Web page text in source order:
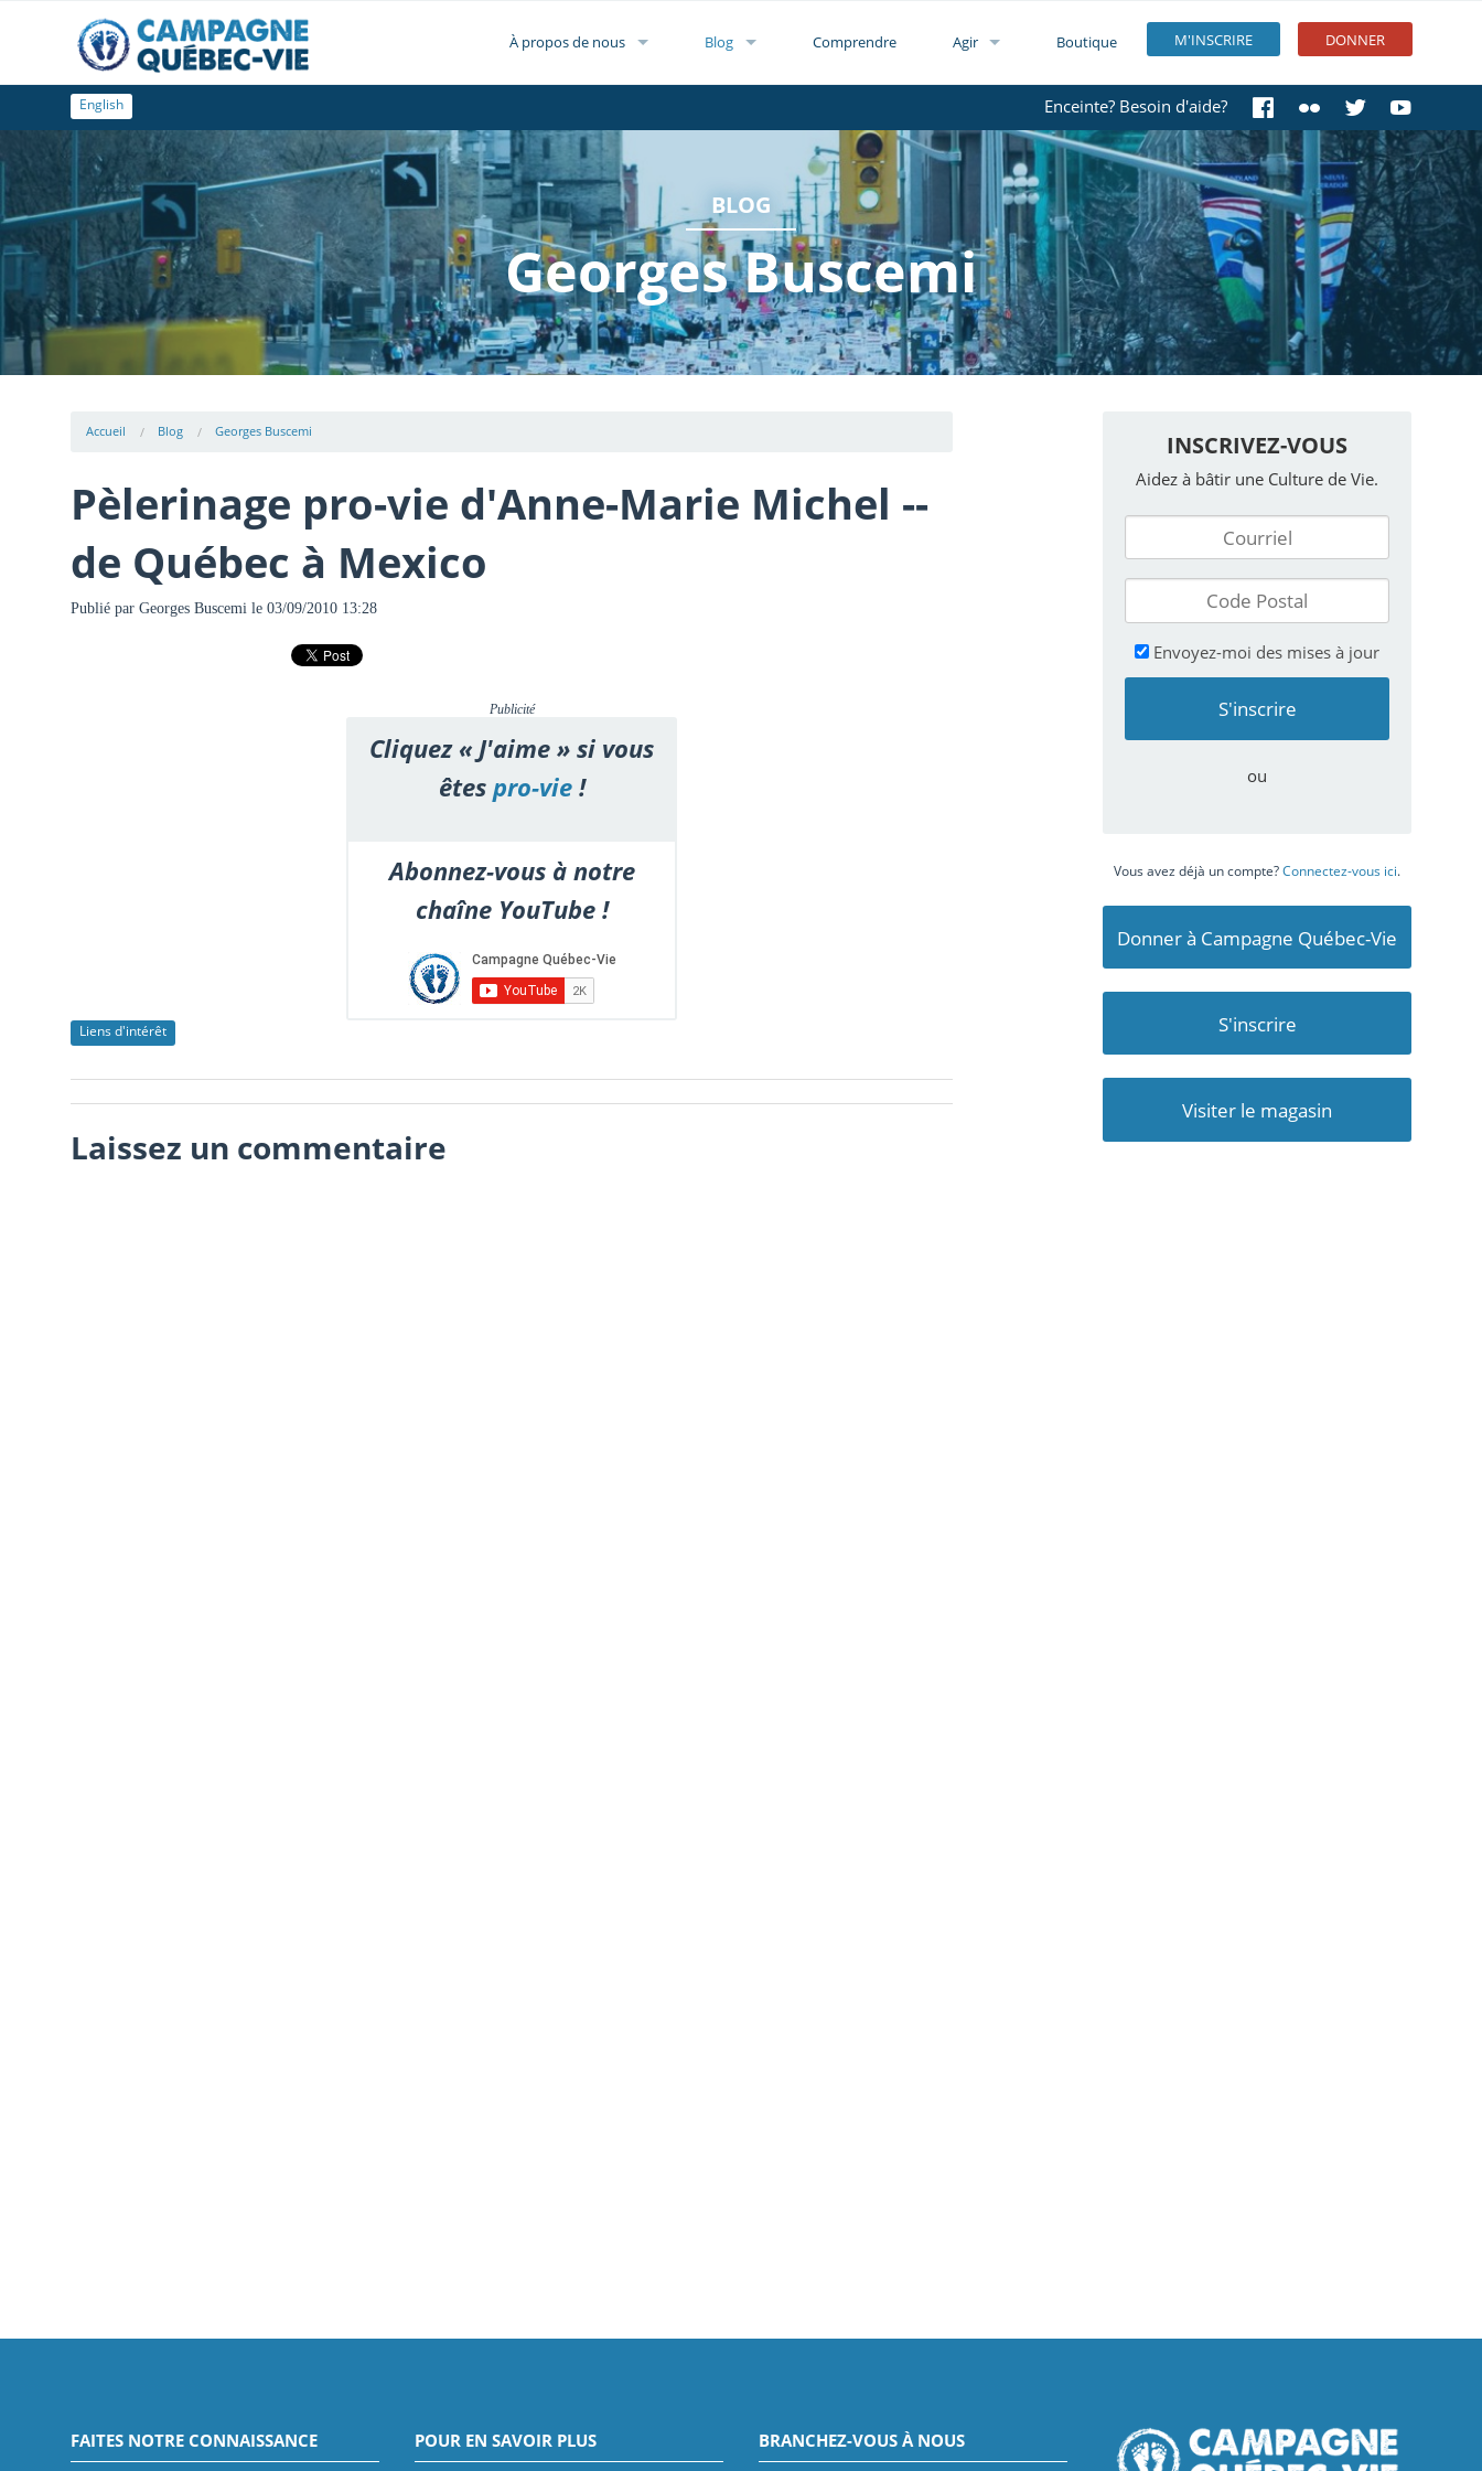
M'INSCRIRE DONNER
À propos de nous Blog Comprendre Agir Boutique
Enceinte? Besoin d'aide?
English
BLOG
Georges Buscemi
Accueil Blog Georges Buscemi
Pèlerinage pro-vie d'Anne-Marie Michel --
de Québec à Mexico
Publié par Georges Buscemi le 03/09/2010 13:28
Publicité
Cliquez « J'aime » si vous
êtespro-vie!
Abonnez-vous à notre
chaîne YouTube !
Liens d'intérêt
Laissez un commentaire
INSCRIVEZ-VOUS
Aidez à bâtir une Culture de Vie.
Envoyez-moi des mises à jour
ou
Vous avez déjà un compte?Connectez-vous ici.
Donner à Campagne Québec-Vie
S'inscrire
Visiter le magasin
FAITES NOTRE CONNAISSANCE POUR EN SAVOIR PLUS BRANCHEZ-VOUS À NOUS